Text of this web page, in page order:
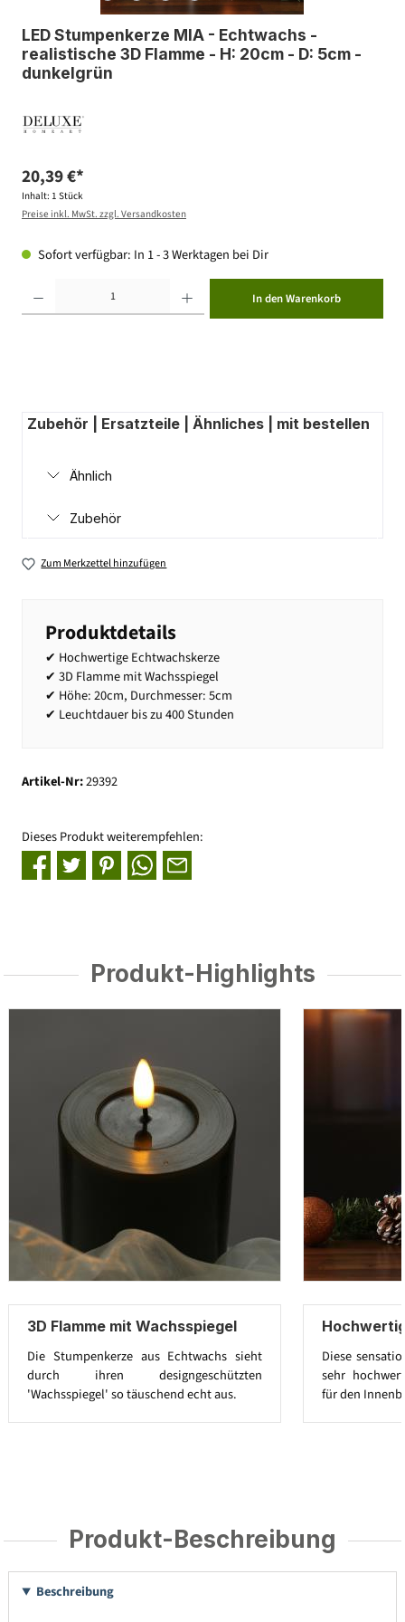
LED Stumpenkerze MIA - Echtwachs -
realistische 3D Flamme - H: 20cm - D: 5cm -
dunkelgrün
20,39 €*
Inhalt: 1 Stück
Preise inkl. MwSt. zzgl. Versandkosten
Sofort verfügbar: In 1 - 3 Werktagen bei Dir
In den Warenkorb
Zubehör | Ersatzteile | Ähnliches | mit bestellen
Ähnlich
Zubehör
Zum Merkzettel hinzufügen
Produktdetails
✔ Hochwertige Echtwachskerze
✔ 3D Flamme mit Wachsspiegel
✔ Höhe: 20cm, Durchmesser: 5cm
✔ Leuchtdauer bis zu 400 Stunden
Artikel-Nr:29392
Dieses Produkt weiterempfehlen:
Produkt-Highlights
3D Flamme mit Wachsspiegel
Die Stumpenkerze aus Echtwachs sieht
durch ihren designgeschützten
'Wachsspiegel' so täuschend echt aus.
Diese
sehr
für den
Produkt-Beschreibung
Beschreibung